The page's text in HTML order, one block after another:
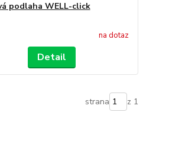
podlaha WELL-click
na dotaz
Detail
strana z 1